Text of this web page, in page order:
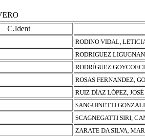
C.Ident
RODINO VIDAL,
RODRIGUEZ
RODRÍGUEZ
ROSAS FERNANDEZ,
RUIZ DÍAZ LÓPEZ,
SANGUINETTI
SCAGNEGATTI SIRI,
ZARATE DA SILVA,